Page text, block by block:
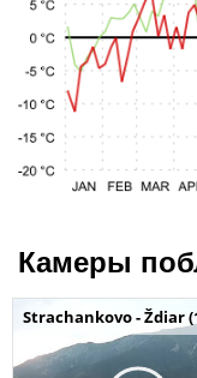
Камеры
Strachankovo - Ždiar